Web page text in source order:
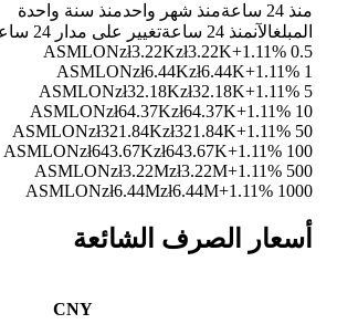
منذ 24 ساعة منذ شهر واحدمنذ سنة واحدة
المبلغالآنمنذ 24 ساعة
تغيير على مدار 24 ساعة
0.5 ASMLON
zł3.22Kzł3.22K+1.11%
1 ASMLON
zł6.44Kzł6.44K+1.11%
5 ASMLON
zł32.18Kzł32.18K+1.11%
10 ASMLON
zł64.37Kzł64.37K+1.11%
50 ASMLON
zł321.84Kzł321.84K+1.11%
100 ASMLON
zł643.67Kzł643.67K+1.11%
500 ASMLON
zł3.22Mzł3.22M+1.11%
1000 ASMLON
zł6.44Mzł6.44M+1.11%
أسعار الصرف الشائعة
CNY